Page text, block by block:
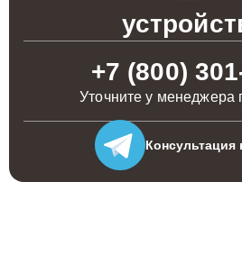
+7 (800)
Уточните у менеджера
Консультация